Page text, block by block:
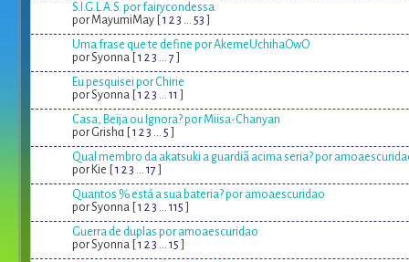
S.I.G.L.A.S. por fairycondessa
por MayumiMay [ 1 23 ... 53
Uma frase que te define por AkemeUchihaOwO
por Syonna [ 1 23 ... 7
Eu pesquisei por Chirie
por Syonna [ 1 23 ... 11
Casa, Beija ou Ignora? por Miisa-Chanyan
por Grishɑ [ 1 23 ... 5
Qual membro da akatsuki a guardiã acima seria? por
por Kie [ 1 23 ... 17
Quantos % está a sua bateria? por amoaescuridao
por Syonna [ 1 23 ... 115
Guerra de duplas por amoaescuridao
por Syonna [ 1 23 ... 15